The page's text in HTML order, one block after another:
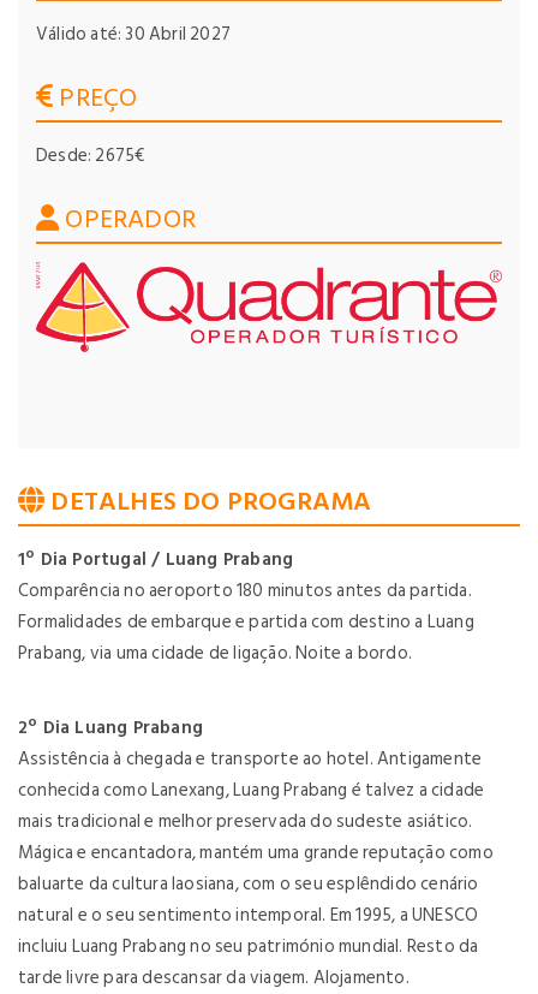
Válido até: 30 Abril 2027
PREÇO
Desde: 2675€
OPERADOR
DETALHES DO PROGRAMA
1º Dia Portugal / Luang Prabang
Comparência no aeroporto 180 minutos antes da partida.
Formalidades de embarque e partida com destino a Luang
Prabang, via uma cidade de ligação. Noite a bordo.
2º Dia Luang Prabang
Assistência à chegada e transporte ao hotel. Antigamente
conhecida como Lanexang, Luang Prabang é talvez a cidade
mais tradicional e melhor preservada do sudeste asiático.
Mágica e encantadora, mantém uma grande reputação como
baluarte da cultura laosiana, com o seu esplêndido cenário
natural e o seu sentimento intemporal. Em 1995, a UNESCO
incluiu Luang Prabang no seu património mundial. Resto da
tarde livre para descansar da viagem. Alojamento.